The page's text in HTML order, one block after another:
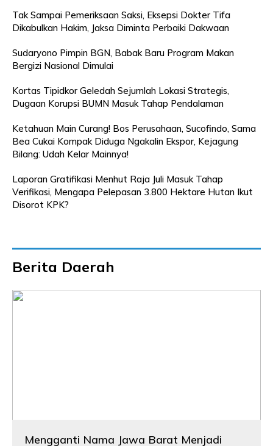
Tak Sampai Pemeriksaan Saksi, Eksepsi Dokter Tifa
Dikabulkan Hakim, Jaksa Diminta Perbaiki Dakwaan
Sudaryono Pimpin BGN, Babak Baru Program Makan
Bergizi Nasional Dimulai
Kortas Tipidkor Geledah Sejumlah Lokasi Strategis,
Dugaan Korupsi BUMN Masuk Tahap Pendalaman
Ketahuan Main Curang! Bos Perusahaan, Sucofindo, Sama
Bea Cukai Kompak Diduga Ngakalin Ekspor, Kejagung
Bilang: Udah Kelar Mainnya!
Laporan Gratifikasi Menhut Raja Juli Masuk Tahap
Verifikasi, Mengapa Pelepasan 3.800 Hektare Hutan Ikut
Disorot KPK?
Berita Daerah
Mengganti Nama Jawa Barat Menjadi